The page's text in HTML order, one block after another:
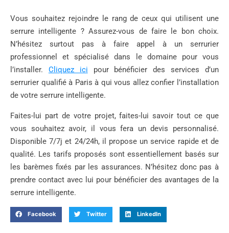
Vous souhaitez rejoindre le rang de ceux qui utilisent une
serrure intelligente ? Assurez-vous de faire le bon choix.
N’hésitez surtout pas à faire appel à un serrurier
professionnel et spécialisé dans le domaine pour vous
l’installer. Cliquez ici pour bénéficier des services d’un
serrurier qualifié à Paris à qui vous allez confier l’installation
de votre serrure intelligente.
Faites-lui part de votre projet, faites-lui savoir tout ce que
vous souhaitez avoir, il vous fera un devis personnalisé.
Disponible 7/7j et 24/24h, il propose un service rapide et de
qualité. Les tarifs proposés sont essentiellement basés sur
les barèmes fixés par les assurances. N’hésitez donc pas à
prendre contact avec lui pour bénéficier des avantages de la
serrure intelligente.
Facebook Twitter LinkedIn